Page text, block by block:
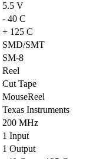
5.5 V
- 40 C
+ 125 C
SMD/SMT
SM-8
Reel
Cut Tape
MouseReel
Texas Instruments
200 MHz
1 Input
1 Output